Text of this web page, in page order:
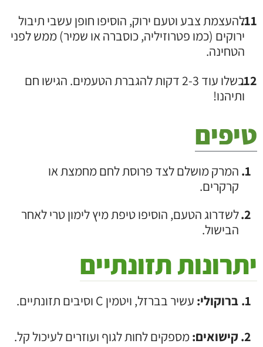
להעצמת צבע וטעם ירוק, הוסיפו חופן עשבי תיבול
ירוקים (כמו פטרוזיליה, כוסברה או שמיר) ממש לפני
הטחינה.
בשלו עוד 2-3 דקות להגברת הטעמים. הגישו חם
ותיהנו!
טיפים
המרק מושלם לצד פרוסת לחם מחמצת או
קרקרים.
לשדרוג הטעם, הוסיפו טיפת מיץ לימון טרי לאחר
הבישול.
יתרונות תזונתיים
ברוקולי: עשיר בברזל, ויטמין C וסיבים תזונתיים.
קישואים:מספקים לחות לגוף ועוזרים לעיכול קל.